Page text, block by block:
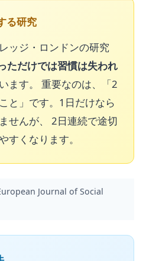
る研究
ッジ・ロンドンの研究
ただけでは習慣は失われ
ます。 重要なのは、「2
と」です。1日だけなら
せんが、 2日連続で途切
すくなります。
Journal of Social